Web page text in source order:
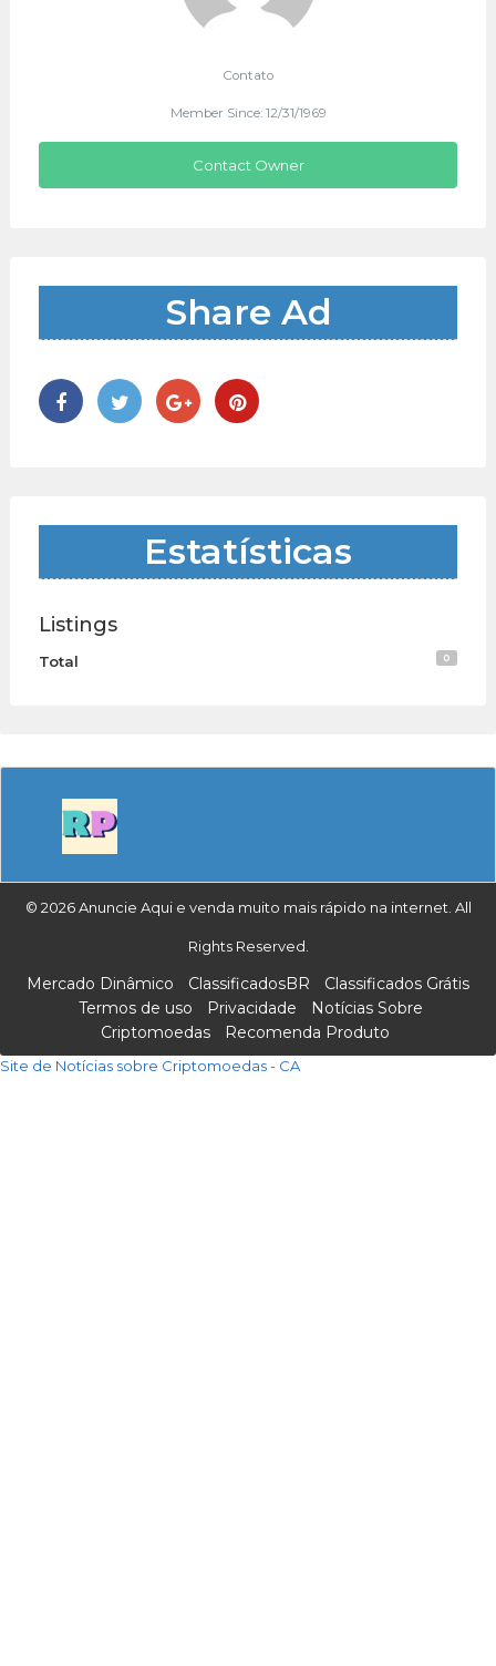
Contato
Member Since: 12/31/1969
Contact Owner
Share Ad
Estatísticas
Listings
Total 0
© 2026 Anuncie Aqui e venda muito mais rápido na internet. All
Rights Reserved.
Mercado Dinâmico ClassificadosBR
Classificados Grátis
Termos de uso
Privacidade
Notícias Sobre
Criptomoedas
Recomenda Produto
Site de Notícias sobre Criptomoedas - CA